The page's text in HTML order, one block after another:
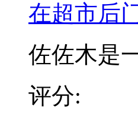
在超市后
佐佐木是
评分: